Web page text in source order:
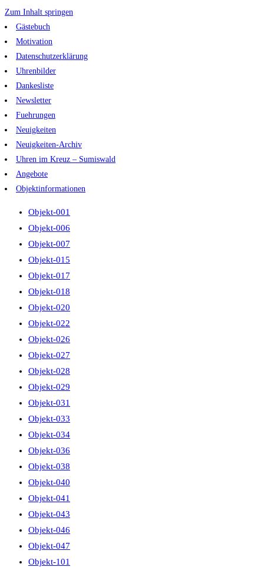
Zum Inhalt springen
Gästebuch
Motivation
Datenschutzerklärung
Uhrenbilder
Dankesliste
Newsletter
Fuehrungen
Neuigkeiten
Neuigkeiten-Archiv
Uhren im Kreuz – Sumiswald
Angebote
Objektinformationen
Objekt-001
Objekt-006
Objekt-007
Objekt-015
Objekt-017
Objekt-018
Objekt-020
Objekt-022
Objekt-026
Objekt-027
Objekt-028
Objekt-029
Objekt-031
Objekt-033
Objekt-034
Objekt-036
Objekt-038
Objekt-040
Objekt-041
Objekt-043
Objekt-046
Objekt-047
Objekt-101